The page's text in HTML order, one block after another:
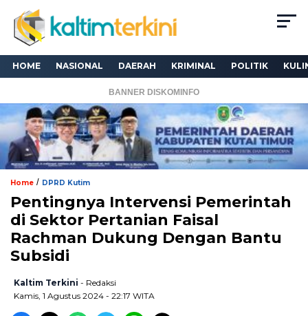
HOME NASIONAL DAERAH KRIMINAL POLITIK
BANNER DISKOMINFO
Home / DPRD Kutim
Pentingnya Intervensi Pemerintah
di Sektor Pertanian Faisal
Rachman Dukung Dengan Bantu
Subsidi
Kaltim Terkini - Redaksi
Kamis, 1 Agustus 2024 - 22:17 WITA